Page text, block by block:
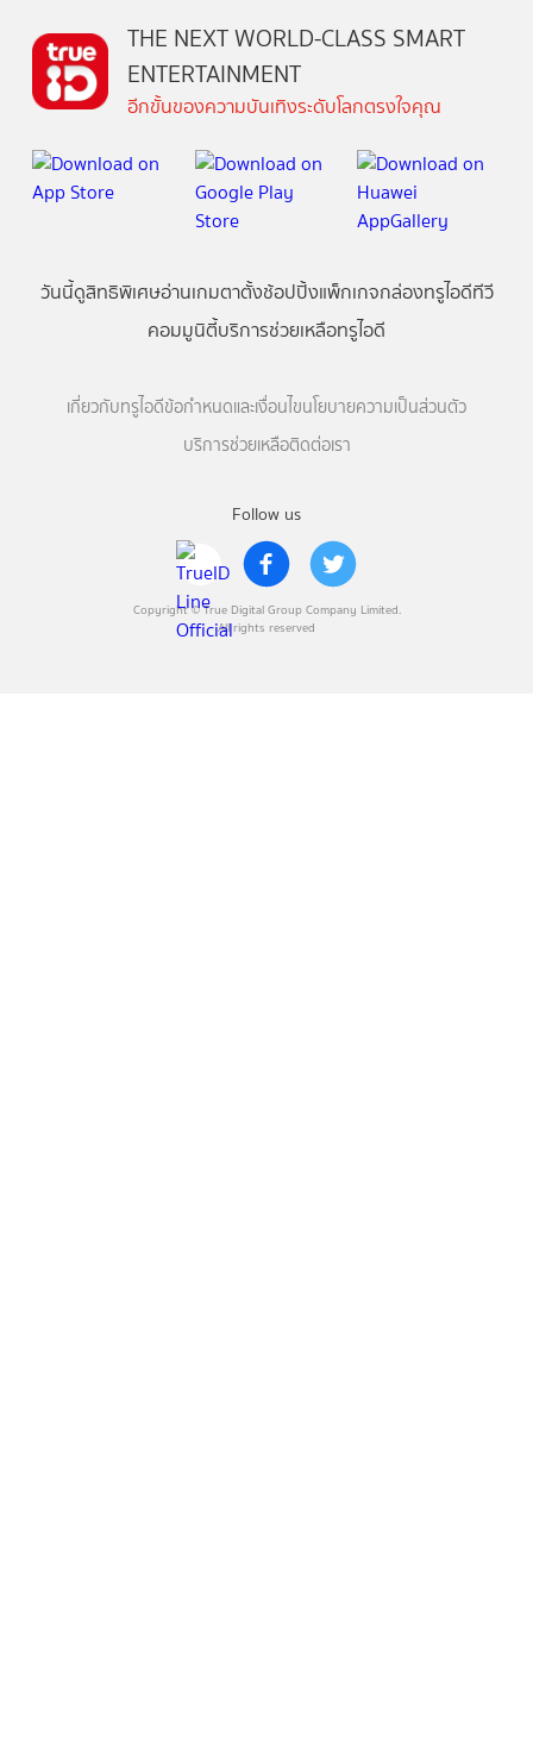
Follow us
Copyright © True Digital Group Company Limited.
All rights reserved
THE NEXT WORLD-CLASS SMART
ENTERTAINMENT
อีกขั้นของความบันเทิงระดับโลกตรงใจคุณ
วันนี้ดูสิทธิพิเศษอ่านเกมตาตั้งช้อปปิ้งแพ็กเกจกล่องทรูไอดีทีวี
คอมมูนิตี้บริการช่วยเหลือทรูไอดี
เกี่ยวกับทรูไอดีข้อกำหนดและเงื่อนไขนโยบายความเป็นส่วนตัว
บริการช่วยเหลือติดต่อเรา